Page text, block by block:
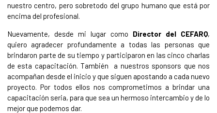
nuestro centro, pero sobretodo del grupo humano que está por
encima del profesional.
Nuevamente, desde mi lugar como Director del CEFARQ,
quiero agradecer profundamente a todas las personas que
brindaron parte de su tiempo y participaron en las cinco charlas
de esta capacitación. También a nuestros sponsors que nos
acompañan desde el inicio y que siguen apostando a cada nuevo
proyecto. Por todos ellos nos comprometimos a brindar una
capacitación seria, para que sea un hermoso intercambio y de lo
mejor que podemos dar.